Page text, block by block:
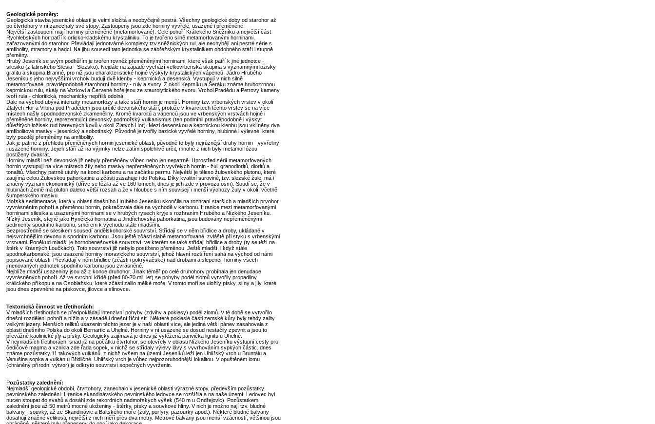
Geologické poměry:
Geologická stavba jesenické oblasti je velmi složitá a neobyčejně pestrá. Všechny geologické doby od starohor až
po čtvrtohory v ní zanechaly své stopy. Zastoupeny jsou zde horniny vyvřelé, usazené i přeměněné.
Největší zastoupení mají horniny přeměněné (metamorfované). Celé pohoří Králického Sněžníku a největší část
Rychlebských hor patří k orlicko-kladskému krystaliniku. To je tvořeno silně metamorfovanými horninami,
zařazovanými do starohor. Převládají jednotvárné komplexy tzv.sněžnických rul, ale nechybějí ani pestré série s
amfibolity, mramory a hadci. Na jihu sousedí tato jednotka se zábřežským krystalinikem obdobného stáří i stupně
přeměny.
Hrubý Jeseník se svým podhůřím je tvořen rovněž přeměněnými horninami, které však patří k jiné jednotce -
silesiku (z latinského Silesia - Slezsko). Nejdále na západě vychází velkovrbenská skupina s významnými ložisky
grafitu a skupina Branné, pro niž jsou charakteristické hojné výskyty krystalických vápenců. Jádro Hrubého
Jeseníku s jeho nejvyššími vrcholy budují dvě klenby - keprnická a desenská. Vystupují v nich silně
metamorfované, pravděpodobně starohorní horniny - ruly a svory. Z okolí Keprníku a Šeráku známe hrubozrnnou
keprnickou rulu, skály na Vozkovi a Červené hoře jsou ze staurolytického svoru. Vrchol Pradědu a Petrovy kameny
tvoří rula - chloritická, mechanicky nepříliš odolná.
Dále na východ ubývá intenzity metamorfózy a také stáří hornin je menší. Horniny tzv. vrbenských vrstev v okolí
Zlatých Hor a Vrbna pod Pradědem jsou určitě devonského stáří, protože v kvarcitech těchto vrstev se na více
místech našly spodnodevonské zkameněliny. Kromě kvarcitů a vápenců jsou ve vrbenských vrstvách hojné i
přeměněné horniny, reprezentující devonský podmořský vulkanismus (ten podmínil pravděpodobně i výskyt
důležitých ložisek rud barevných kovů v okolí Zlatých Hor). Mezi desenskou a keprnickou klenbu jsou vklíněny dva
amfibolitové masivy - jesenický a sobotínský. Původně je tvořily bazické vyvřelé horniny, hlubinné i výlevné, které
byly později přeměněny na amfibolity.
Jak je patrné z přehledu přeměněných hornin jesenické oblasti, původně to byly nejrůznější druhy hornin - vyvřeliny
i usazené horniny. Jejich stáří až na výjimky nelze zatím spolehlivě určit, mnohé z nich byly metamorfózou
postiženy dvakrát.
Horniny mladší než devonské již nebyly přeměněny vůbec nebo jen nepatrně. Uprostřed sérií metamorfovaných
hornin vystupují na více místech žíly nebo masivy nepřeměněných vyvřelých hornin - žul, granodioritů, dioritů a
tonalitů. Všechny patrně utuhly na konci karbonu a na začátku permu. Největší je těleso žulovského plutonu, které
zaujímá celou Žulovskou pahorkatinu a zčásti zasahuje i do Polska. Díky kvalitní surovině, tzv. slezské žule, má i
značný význam ekonomický (dříve se těžila až ve 160 lomech, dnes je jich zde v provozu osm). Soudí se, že v
hlubinách Země má pluton daleko větší rozsah a že v hloubce s ním souvisejí i menší výchozy žuly v okolí, včetně
šumperského masivu.
Mořská sedimentace, která v oblasti dnešního Hrubého Jeseníku skončila na rozhraní starších a mladších prvohor
vyvrásněním pohoří a přeměnou hornin, pokračovala dále na východě v karbonu. Hranice mezi metamorfovanými
horninami silesika a usazenými horninami se v hrubých rysech kryje s rozhraním Hrubého a Nízkého Jeseníku.
Nízký Jeseník, stejně jako Hynčická hornatina a Jindřichovská pahorkatina, jsou budovány nepřeměněnými
sedimenty spodního karbonu, směrem k východu stále mladšími.
Bezprostředně se silesikem sousedí andělskohorské souvrství. Střídají se v něm břidlice a droby, ukládané v
nejsvrchnějším devonu a spodním karbonu. Jsou ještě zčásti slabě metamorfované, zvláště při styku s vrbenskými
vrstvami. Poněkud mladší je hornobenešovské souvrství, ve kterém se také střídají břidlice a droby (ty se těží na
štěrk v Krásných Loučkách). Toto souvrství již nebylo postiženo přeměnou. Ještě mladší, i když stále
spodnokarbonské, jsou usazené horniny moravického souvrství, jehož hlavní rozšíření sahá na východ od námi
popisované oblasti. Převládají v něm břidlice (zčásti i pokrývačské) nad drobami a slepenci. horniny všech
jmenovaných jednotek spodního karbonu jsou zvrásněné.
Nejblíže mladší usazeniny jsou až z konce druhohor. Jinak téměř po celé druhohory probíhala jen denudace
vyvrásněných pohoří. Až ve svrchní křídě (před 80-70 mil. let) se pohyby podél zlomů vytvořily propadliny
králického příkopu a na Osoblažsku, které zčásti zalilo mělké moře. V tomto moři se uložily písky, slíny a jíly, které
jsou dnes zpevněné na pískovce, jílovce a slínovce.
Tektonická činnost ve třetihorách:
V mladších třetihorách se předpokládají intenzivní pohyby (zdvihy a poklesy) podél zlomů. V té době se vytvořilo
dnešní rozdělení pohoří a nížin a v zásadě i dnešní říční síť. Některé pokleslé části zemské kůry byly tehdy zality
velkými jezery. Menších reliktů usazenin těchto jezer je v naší oblasti více, ale jediná větší pánev zasahovala z
oblasti dnešního Polska do okolí Bernartic a Uhelné. Horniny v ní usazené se dosud nestačily zpevnit a jsou to
převážně kaolinické jíly a písky. Geologicky zajímavá je dnes již vytěžená pánvička lignitu u Uhelné.
V nejmladších třetihorách, snad již na počátku čtvrtohor, se otevřely v oblasti Nízkého Jeseníku výstupní cesty pro
čedičové magma a vznikla zde řada sopek, v nichž se střídaly výlevy lávy s vyvrhováním sypkých částic. dnes
známe pozůstatky 11 takových vulkánů, z nichž ovšem na území Jeseníků leží jen Uhlířský vrch u Bruntálu a
Venušina sopka a vulkán u Břidličné. Uhlířský vrch je vůbec nejpozoruhodnější lokalitou. V opuštěném lomu
(chráněný přírodní výtvor) je odkryto souvrství sopečných vyvrženin.
Pozůstatky zalednění:
Nejmladší geologické období, čtvrtohory, zanechalo v jesenické oblasti výrazné stopy, především pozůstatky
pevninského zalednění. Hranice skandinávského pevninského ledovce se rozšířila a na naše území. Ledovec byl
nucen stoupat do svahů a dosáhl zde rekordních nadmořských výšek (540 m u Ondřejovic). Pozůstatkem
zalednění jsou až 50 metrů mocné uloženiny - štěrky, písky a souvkové hlíny. V nich je možno nají tzv. bludné
balvany - souvky, až ze Skandinávie a Baltského moře (žuly, porfyry, pazourky apod.). Některé bludné balvany
dosahují značné velikosti, největší z nich měří přes dva metry. Metrové balvany jsou menší vzácností, většinou jsou